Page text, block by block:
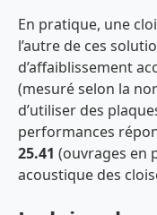
En pratique, une
l’autre de ces
d’affaiblissement
(mesuré selon la
d’utiliser des
performances
25.41 (ouvrages en
acoustique des